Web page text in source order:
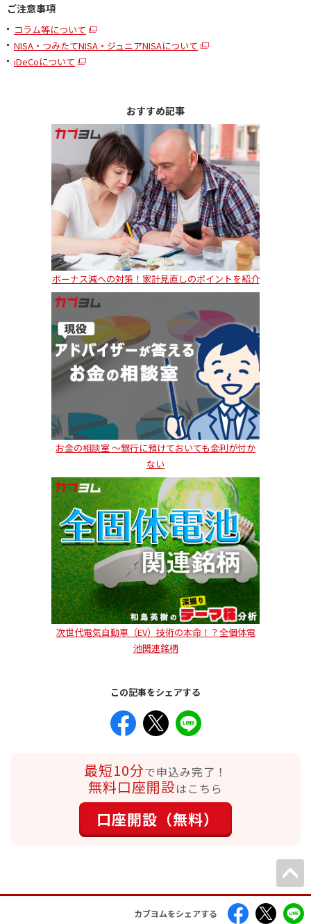
ご注意事項
コラム等について
NISA・つみたてNISA・ジュニアNISAについて
iDeCoについて
おすすめ記事
ボーナス減への対策！家計見直しのポイントを紹介
お金の相談室 ～銀行に預けておいても金利が付か
ない
次世代電気自動車（EV）技術の本命！？全個体電
池関連銘柄
この記事をシェアする
最短10分で申込み完了！
無料口座開設はこちら
口座開設（無料）
カブヨムをシェアする